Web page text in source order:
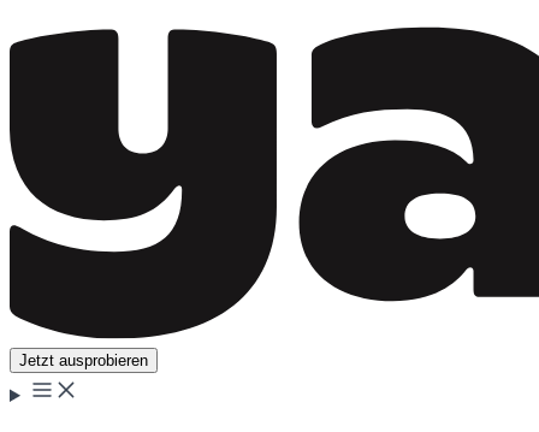
Jetzt ausprobieren